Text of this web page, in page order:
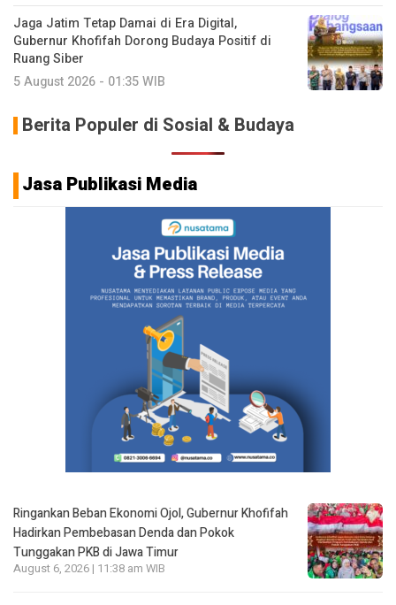
Jaga Jatim Tetap Damai di Era Digital,
Gubernur Khofifah Dorong Budaya Positif di
Ruang Siber
5 August 2026 - 01:35 WIB
Berita Populer di Sosial & Budaya
Jasa Publikasi Media
Ringankan Beban Ekonomi Ojol, Gubernur Khofifah
Hadirkan Pembebasan Denda dan Pokok
Tunggakan PKB di Jawa Timur
August 6, 2026 | 11:38 am WIB